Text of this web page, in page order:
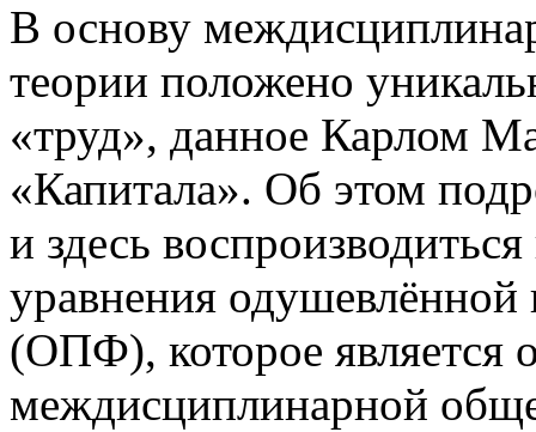
В основу
теории положено
«труд», данное Карлом
«Капитала». Об этом
и здесь
уравнения
(ОПФ), которое является
междисциплинарной